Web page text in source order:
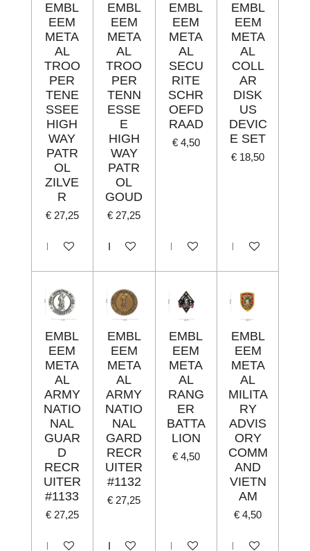
EMBL
EEM
META
AL
TROO
PER
TENE
SSEE
HIGH
WAY
PATR
OL
ZILVE
R
€ 27,25
In winkelwagen
EMBL
EEM
META
AL
TROO
PER
TENN
ESSE
E
HIGH
WAY
PATR
OL
GOUD
€ 27,25
In winkelwagen
EMBL
EEM
META
AL
SECU
RITE
SCHR
OEFD
RAAD
€ 4,50
In winkelwagen
EMBL
EEM
META
AL
COLL
AR
DISK
US
DEVIC
E SET
€ 18,50
In winkelwagen
EMBL
EEM
META
AL
ARMY
NATIO
NAL
GUAR
D
RECR
UITER
#1133
€ 27,25
In winkelwagen
EMBL
EEM
META
AL
ARMY
NATIO
NAL
GARD
RECR
UITER
#1132
€ 27,25
In winkelwagen
EMBL
EEM
META
AL
RANG
ER
BATTA
LION
€ 4,50
In winkelwagen
EMBL
EEM
META
AL
MILITA
RY
ADVIS
ORY
COMM
AND
VIETN
AM
€ 4,50
In winkelwagen